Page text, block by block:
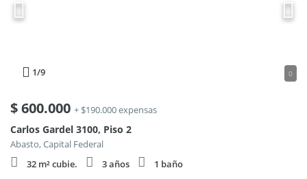
1/9 0
$600.000 + $190.000 expensas
Carlos Gardel 3100, Piso 2
Abasto, Capital Federal
32 m² cubie.
3 años
1 baño